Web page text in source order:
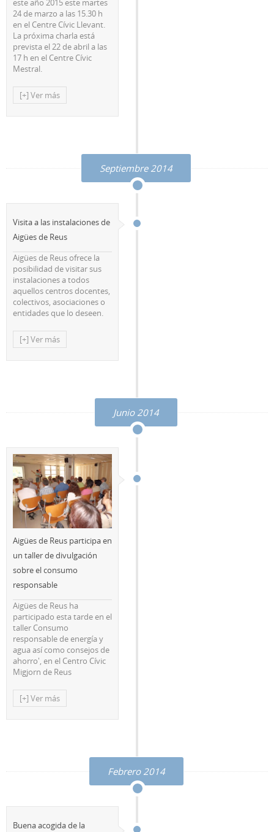
este año 2015 este martes
24 de marzo a las 15.30 h
en el Centre Cívic Llevant.
La próxima charla está
prevista el 22 de abril a las
17 h en el Centre Cívic
Mestral.
[+] Ver más
Septiembre 2014
Visita a las instalaciones de
Aigües de Reus
Aigües de Reus ofrece la
posibilidad de visitar sus
instalaciones a todos
aquellos centros docentes,
colectivos, asociaciones o
entidades que lo deseen.
[+] Ver más
Junio 2014
Aigües de Reus participa en
un taller de divulgación
sobre el consumo
responsable
Aigües de Reus ha
participado esta tarde en el
taller Consumo
responsable de energía y
agua así como consejos de
ahorro', en el Centro Cívic
Migjorn de Reus
[+] Ver más
Febrero 2014
Buena acogida de la